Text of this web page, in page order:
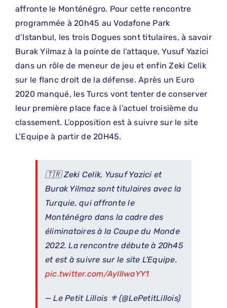
affronte le Monténégro. Pour cette rencontre
programmée à 20h45 au Vodafone Park
d’Istanbul, les trois Dogues sont titulaires, à savoir
Burak Yilmaz à la pointe de l’attaque, Yusuf Yazici
dans un rôle de meneur de jeu et enfin Zeki Celik
sur le flanc droit de la défense. Après un Euro
2020 manqué, les Turcs vont tenter de conserver
leur première place face à l’actuel troisième du
classement. L’opposition est à suivre sur le site
L’Equipe à partir de 20H45.
🇹🇷 Zeki Celik, Yusuf Yazici et
Burak Yilmaz sont titulaires avec la
Turquie, qui affronte le
Monténégro dans la cadre des
éliminatoires à la Coupe du Monde
2022. La rencontre débute à 20h45
et est à suivre sur le site L'Equipe.
pic.twitter.com/AyIllwaYY1
— Le Petit Lillois ⚜️ (@LePetitLillois)